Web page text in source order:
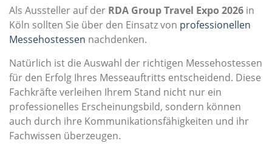
Als Aussteller auf der RDA Group Travel Expo 2026 in
Köln sollten Sie über den Einsatz von professionellen
Messehostessen nachdenken.
Natürlich ist die Auswahl der richtigen Messehostessen
für den Erfolg Ihres Messeauftritts entscheidend. Diese
Fachkräfte verleihen Ihrem Stand nicht nur ein
professionelles Erscheinungsbild, sondern können
auch durch ihre Kommunikationsfähigkeiten und ihr
Fachwissen überzeugen.